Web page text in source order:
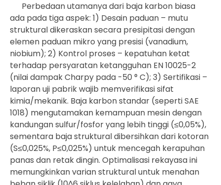
Perbedaan utamanya dari baja karbon biasa
ada pada tiga aspek: 1) Desain paduan – mutu
struktural dikeraskan secara presipitasi dengan
elemen paduan mikro yang presisi (vanadium,
niobium); 2) Kontrol proses – kepatuhan ketat
terhadap persyaratan ketangguhan EN 10025-2
(nilai dampak Charpy pada -50 ° C); 3) Sertifikasi –
laporan uji pabrik wajib memverifikasi sifat
kimia/mekanik. Baja karbon standar (seperti SAE
1018) mengutamakan kemampuan mesin dengan
kandungan sulfur/fosfor yang lebih tinggi (≤0,05%),
sementara baja struktural dibersihkan dari kotoran
(S≤0,025%, P≤0,025%) untuk mencegah kerapuhan
panas dan retak dingin. Optimalisasi rekayasa ini
memungkinkan varian struktural untuk menahan